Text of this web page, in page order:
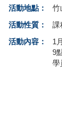
友站連結
活動地點：
竹
活動性質：
課
活動內容：
1
9
學